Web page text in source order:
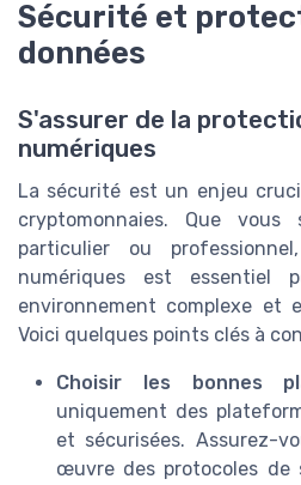
Sécurité et
données
S'assurer de la
numériques
La sécurité est un enjeu
cryptomonnaies. Que vous
particulier ou
numériques est essentiel
environnement complexe et
Voici quelques points clés à
Choisir les bonnes
uniquement des
et sécurisées. Assurez-
œuvre des protocoles de